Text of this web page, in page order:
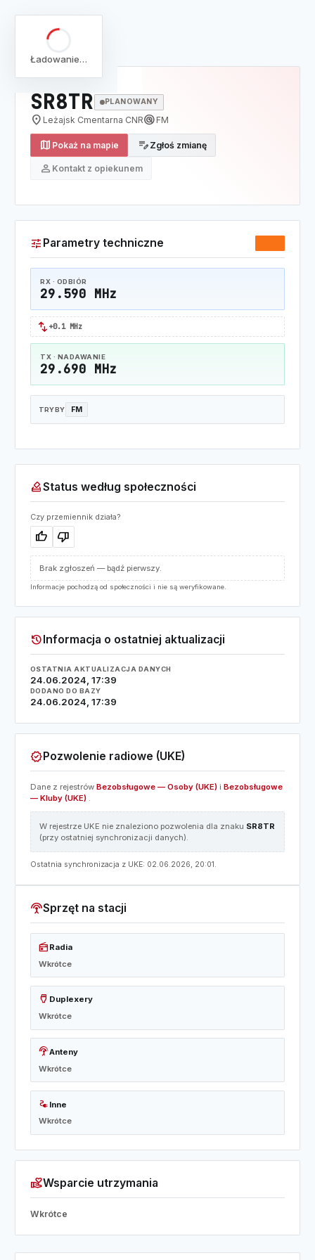
Ładowanie…
SR8TR PLANOWANY
location_on Leżajsk Cmentarna CNRradarFM
map Pokaż na mapie edit_note Zgłoś zmianę
person Kontakt z opiekunem
tune Parametry techniczne
RX · ODBIÓR
29.590 MHz
swap_horiz+0.1 MHz
TX · NADAWANIE
29.690 MHz
TRYBY FM
how_to_voteStatus według społeczności
Czy przemiennik działa?
thumb_up thumb_down
Brak zgłoszeń — bądź pierwszy.
Informacje pochodzą od społeczności i nie są weryfikowane.
history Informacja o ostatniej aktualizacji
OSTATNIA AKTUALIZACJA DANYCH
24.06.2024, 17:39
DODANO DO BAZY
24.06.2024, 17:39
verified Pozwolenie radiowe (UKE)
Dane z rejestrów Bezobsługowe — Osoby (UKE) i Bezobsługowe
— Kluby (UKE) .
W rejestrze UKE nie znaleziono pozwolenia dla znaku SR8TR
(przy ostatniej synchronizacji danych).
Ostatnia synchronizacja z UKE: 02.06.2026, 20:01.
settings_input_antennaSprzęt na stacji
radioRadia
Wkrótce
settings_input_hdmi Duplexery
Wkrótce
settings_input_antennaAnteny
Wkrótce
electrical_services Inne
Wkrótce
volunteer_activismWsparcie utrzymania
Wkrótce